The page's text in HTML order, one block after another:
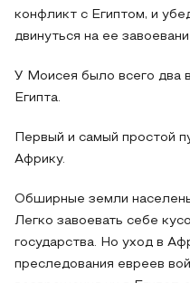
конфликт с Египтом, и
двинуться на ее
У Моисея было всего два
Египта.
Первый и самый простой
Африку.
Обширные земли
Легко завоевать себе
государства. Но уход в
преследования евреев